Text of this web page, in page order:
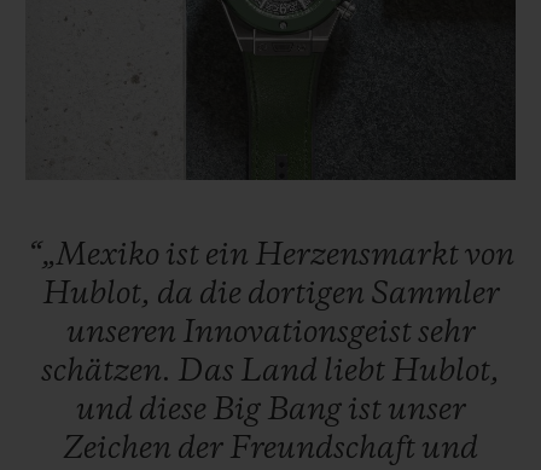
“„Mexiko ist ein Herzensmarktvon
Hublot, da die dortigen Sammler
unseren Innovationsgeistsehr
schätzen. Das Land liebt Hublot,
und diese Big Bang ist unser
Zeichen der Freundschaft und
EINE BOUTIQUE FINDEN